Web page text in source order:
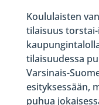
Koululaisten
tilaisuus
tilaisuudessa
Varsinais-
esityksessään,
puhua